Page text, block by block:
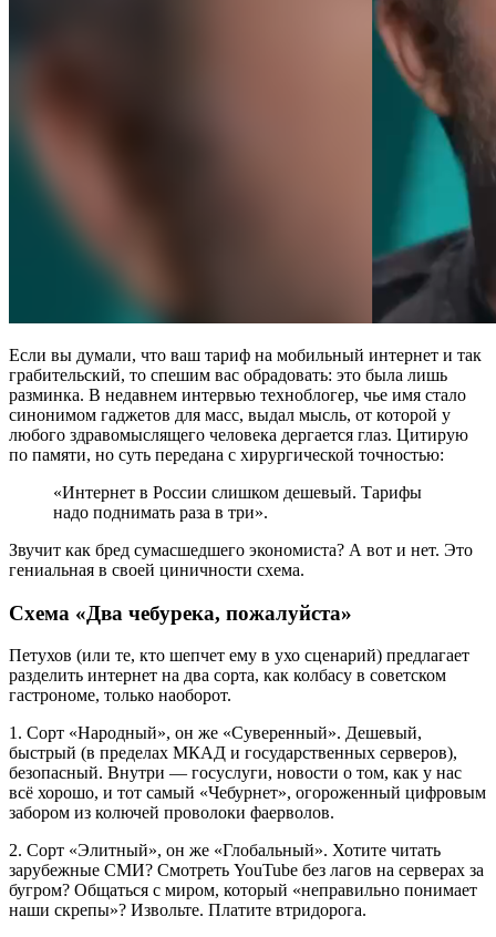
Если вы думали, что ваш тариф на мобильный интернет и так
грабительский, то спешим вас обрадовать: это была лишь
разминка. В недавнем интервью техноблогер, чье имя стало
синонимом гаджетов для масс, выдал мысль, от которой у
любого здравомыслящего человека дергается глаз. Цитирую
по памяти, но суть передана с хирургической точностью:
«Интернет в России слишком дешевый. Тарифы
надо поднимать раза в три».
Звучит как бред сумасшедшего экономиста? А вот и нет. Это
гениальная в своей циничности схема.
Схема «Два чебурека, пожалуйста»
Петухов (или те, кто шепчет ему в ухо сценарий) предлагает
разделить интернет на два сорта, как колбасу в советском
гастрономе, только наоборот.
1. Сорт «Народный», он же «Суверенный». Дешевый,
быстрый (в пределах МКАД и государственных серверов),
безопасный. Внутри — госуслуги, новости о том, как у нас
всё хорошо, и тот самый «Чебурнет», огороженный цифровым
забором из колючей проволоки фаерволов.
2. Сорт «Элитный», он же «Глобальный». Хотите читать
зарубежные СМИ? Смотреть YouTube без лагов на серверах за
бугром? Общаться с миром, который «неправильно понимает
наши скрепы»? Извольте. Платите втридорога.